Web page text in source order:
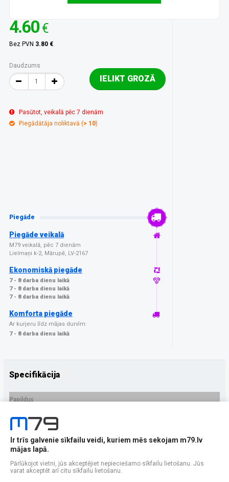
4.60 €
Bez PVN 3.80 €
Daudzums
IELIKT GROZĀ
Pasūtot, veikalā pēc 7 dienām
Piegādātāja noliktavā (> 10)
Piegāde
Piegāde veikalā
M79 veikalā, pēc 7 dienām
Lielmaņi k-2, Mārupē, LV-2167
Ekonomiskā piegāde
7 - 8 darba dienu laikā
7 - 8 darba dienu laikā
7 - 8 darba dienu laikā
Komforta piegāde
Ar kurjeru līdz mājas durvīm:
7 - 8 darba dienu laikā
Specifikācija
Papildus
Ražotājs
PRECES APRAKSTS
EAN - 5903396342097
Ir trīs galvenie sīkfailu veidi, kuriem mēs sekojam m79.lv
mājas lapā.
Pārlūkojot vietni, jūs akceptējiet nepieciešamo sīkfailu lietošanu. Jūs
varat akceptēt arī citu sīkfailu lietošanu.